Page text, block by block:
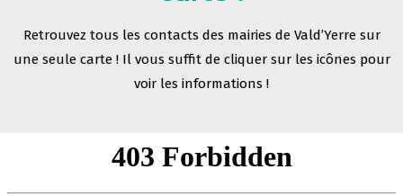
Retrouvez tous les contacts des mairies de Vald’Yerre sur
une seule carte ! Il vous suffit de cliquer sur les icônes pour
voir les informations !